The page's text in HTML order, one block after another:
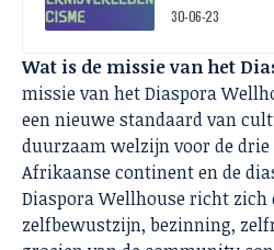
30-06-23
Wat is de missie van het
missie van het Diaspora
een nieuwe standaard van
duurzaam welzijn voor de
Afrikaanse continent en de
Diaspora Wellhouse richt zich
zelfbewustzijn, bezinning,